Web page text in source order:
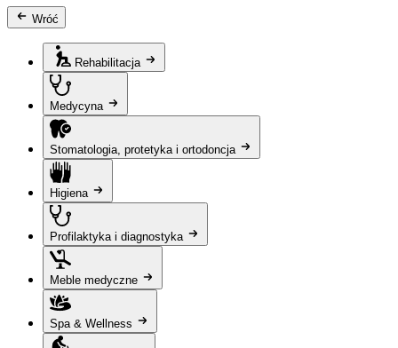
Wróć
Rehabilitacja
Medycyna
Stomatologia, protetyka i ortodoncja
Higiena
Profilaktyka i diagnostyka
Meble medyczne
Spa & Wellness